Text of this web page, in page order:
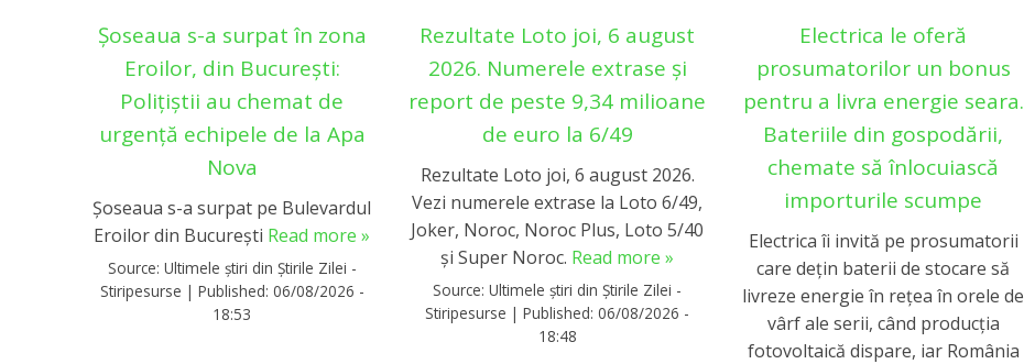
Șoseaua s-a surpat în zona
Eroilor, din București:
Polițiștii au chemat de
urgență echipele de la Apa
Nova
Șoseaua s-a surpat pe Bulevardul
Eroilor din București Read more »
Source: Ultimele știri din Știrile Zilei -
Stiripesurse | Published: 06/08/2026 -
18:53
Rezultate Loto joi, 6 august
2026. Numerele extrase și
report de peste 9,34 milioane
de euro la 6/49
Rezultate Loto joi, 6 august 2026.
Vezi numerele extrase la Loto 6/49,
Joker, Noroc, Noroc Plus, Loto 5/40
și Super Noroc. Read more »
Source:Ultimele știri din Știrile Zilei -
Stiripesurse |Published:06/08/2026 -
18:48
Electrica le oferă
prosumatorilor un bonus
pentru a livra energie seara.
Bateriile din gospodării,
chemate să înlocuiască
importurile scumpe
Electrica îi invită pe prosumatorii
care dețin baterii de stocare să
livreze energie în rețea în orele de
vârf ale serii, când producția
fotovoltaică dispare, iar România